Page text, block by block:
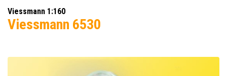
Viessmann 1:160
Viessmann 6530